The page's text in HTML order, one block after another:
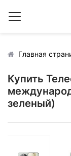
Главная
Купить
зеленый)